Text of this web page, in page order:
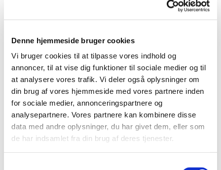
Denne hjemmeside bruger cookies
Vi bruger cookies til at tilpasse vores indhold og
annoncer, til at vise dig funktioner til sociale medier og til
at analysere vores trafik. Vi deler også oplysninger om
din brug af vores hjemmeside med vores partnere inden
for sociale medier, annonceringspartnere og
analysepartnere. Vores partnere kan kombinere disse
data med andre oplysninger, du har givet dem, eller som
de har indsamlet fra din brug af deres tjenester.
Majbritt Kjærsgaard Roulund